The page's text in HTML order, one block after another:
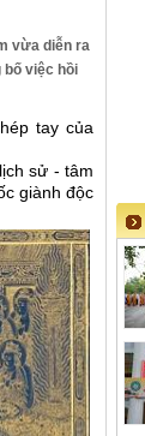
vừa diễn ra
bố việc hồi
tay của
sử - tâm
giành độc